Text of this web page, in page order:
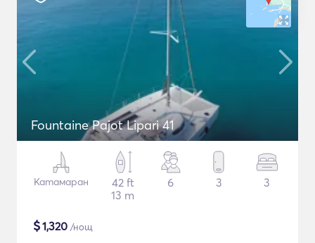
Fountaine Pajot Lipari 41
Катамаран
42 ft
13 m
6 3 3
$1,320 /нощ